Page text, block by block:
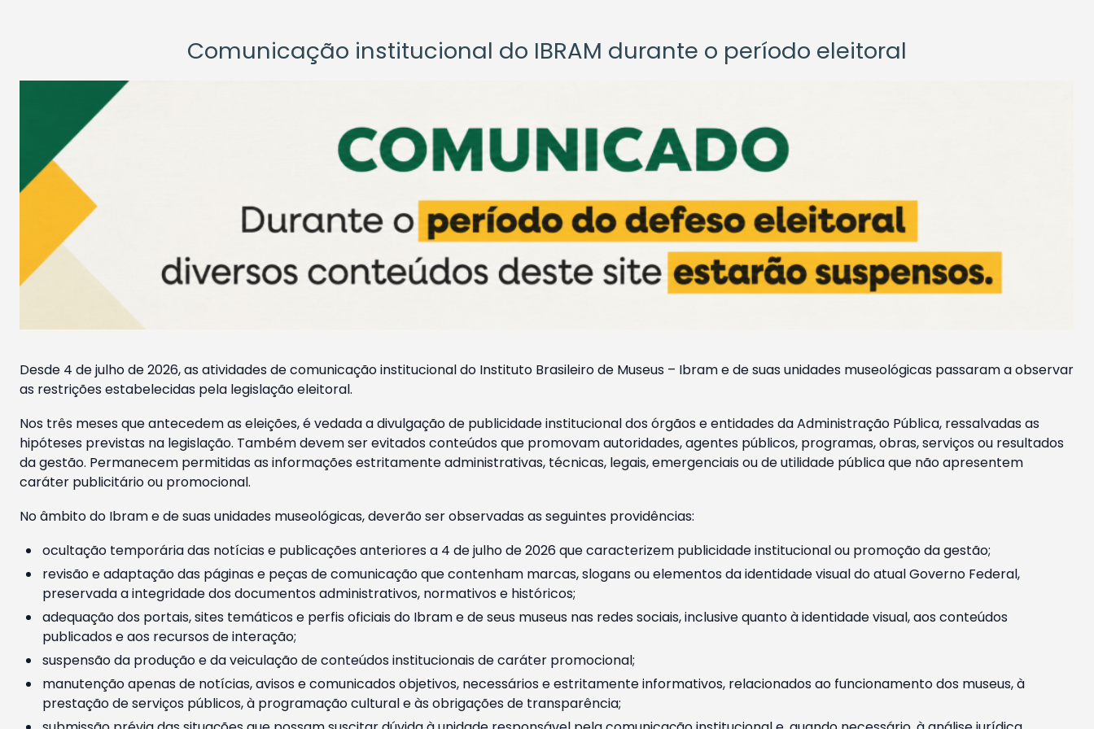
Comunicação institucional do IBRAM durante o período eleitoral
Desde 4 de julho de 2026, as atividades de comunicação institucional do Instituto Brasileiro de Museus – Ibram e de suas unidades museológicas passaram a observar
as restrições estabelecidas pela legislação eleitoral.
Nos três meses que antecedem as eleições, é vedada a divulgação de publicidade institucional dos órgãos e entidades da Administração Pública, ressalvadas as
hipóteses previstas na legislação. Também devem ser evitados conteúdos que promovam autoridades, agentes públicos, programas, obras, serviços ou resultados
da gestão. Permanecem permitidas as informações estritamente administrativas, técnicas, legais, emergenciais ou de utilidade pública que não apresentem
caráter publicitário ou promocional.
No âmbito do Ibram e de suas unidades museológicas, deverão ser observadas as seguintes providências:
ocultação temporária das notícias e publicações anteriores a 4 de julho de 2026 que caracterizem publicidade institucional ou promoção da gestão;
revisão e adaptação das páginas e peças de comunicação que contenham marcas, slogans ou elementos da identidade visual do atual Governo Federal,
preservada a integridade dos documentos administrativos, normativos e históricos;
adequação dos portais, sites temáticos e perfis oficiais do Ibram e de seus museus nas redes sociais, inclusive quanto à identidade visual, aos conteúdos
publicados e aos recursos de interação;
suspensão da produção e da veiculação de conteúdos institucionais de caráter promocional;
manutenção apenas de notícias, avisos e comunicados objetivos, necessários e estritamente informativos, relacionados ao funcionamento dos museus, à
prestação de serviços públicos, à programação cultural e às obrigações de transparência;